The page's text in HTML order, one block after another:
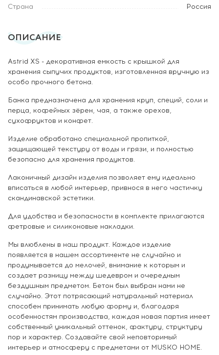
Страна
Россия
ОПИСАНИЕ
Astrid XS - декоративная емкость с крышкой для
хранения сыпучих продуктов, изготовленная вручную из
особо прочного бетона.
Банка предназначена для хранения круп, специй, соли и
перца, кофейных зёрен, чая, а также орехов,
сухофруктов и конфет.
Изделие обработано специальной пропиткой,
защищающей текстуру от воды и грязи, и полностью
безопасно для хранения продуктов.
Лаконичный дизайн изделия позволяет ему идеально
вписаться в любой интерьер, привнося в него частичку
скандинавской эстетики.
Для удобства и безопасности в комплекте прилагаются
фетровые и силиконовые накладки.
Мы влюблены в наш продукт. Каждое изделие
появляется в нашем ассортименте не случайно и
продумывается до мелочей, внимание к которым и
создает разницу между шедевром и очередным
бездушным предметом. Бетон был выбран нами не
случайно. Этот потрясающий натуральный материал
способен принимать любую форму и, благодаря
особенностям производства, каждая новая партия имеет
собственный уникальный оттенок, фактуру, структуру
пор и характер. Создавайте свой неповторимый
интерьер и атмосферу с предметами от MUSKO HOME.